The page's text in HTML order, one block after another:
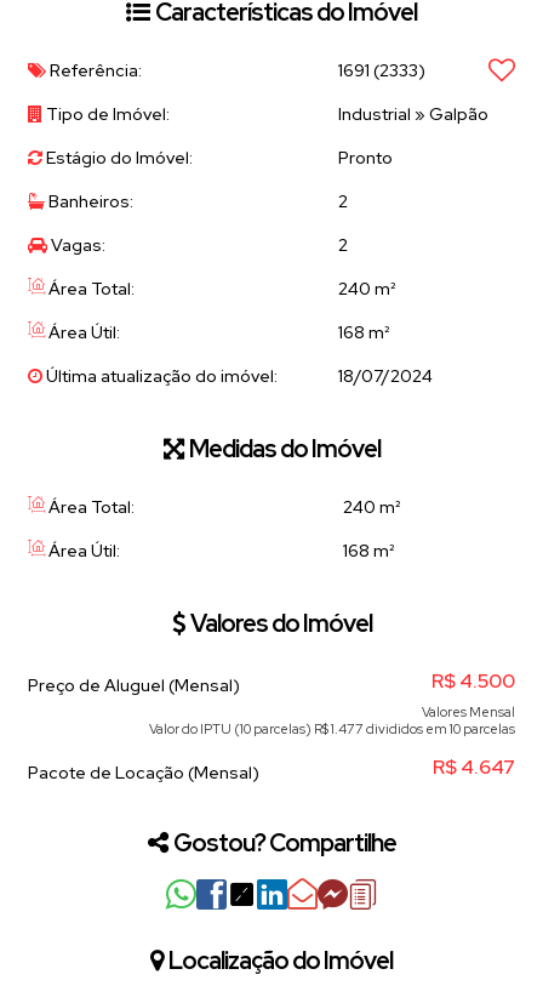
Características do Imóvel
Referência: 1691 (2333)
Tipo de Imóvel:
Industrial » Galpão
Estágio do Imóvel:
Pronto
Banheiros:
2
Vagas:
2
Área Total:
240 m²
Área Útil:
168 m²
Última atualização do imóvel:
18/07/2024
Medidas do Imóvel
Área Total:
240 m²
Área Útil:
168 m²
Valores do Imóvel
R$4.500
Preço de Aluguel (Mensal)
Valores Mensal
Valor do IPTU (10 parcelas) R$1.477 divididos em 10 parcelas
R$4.647
Pacote de Locação (Mensal)
Gostou? Compartilhe
Localização do Imóvel